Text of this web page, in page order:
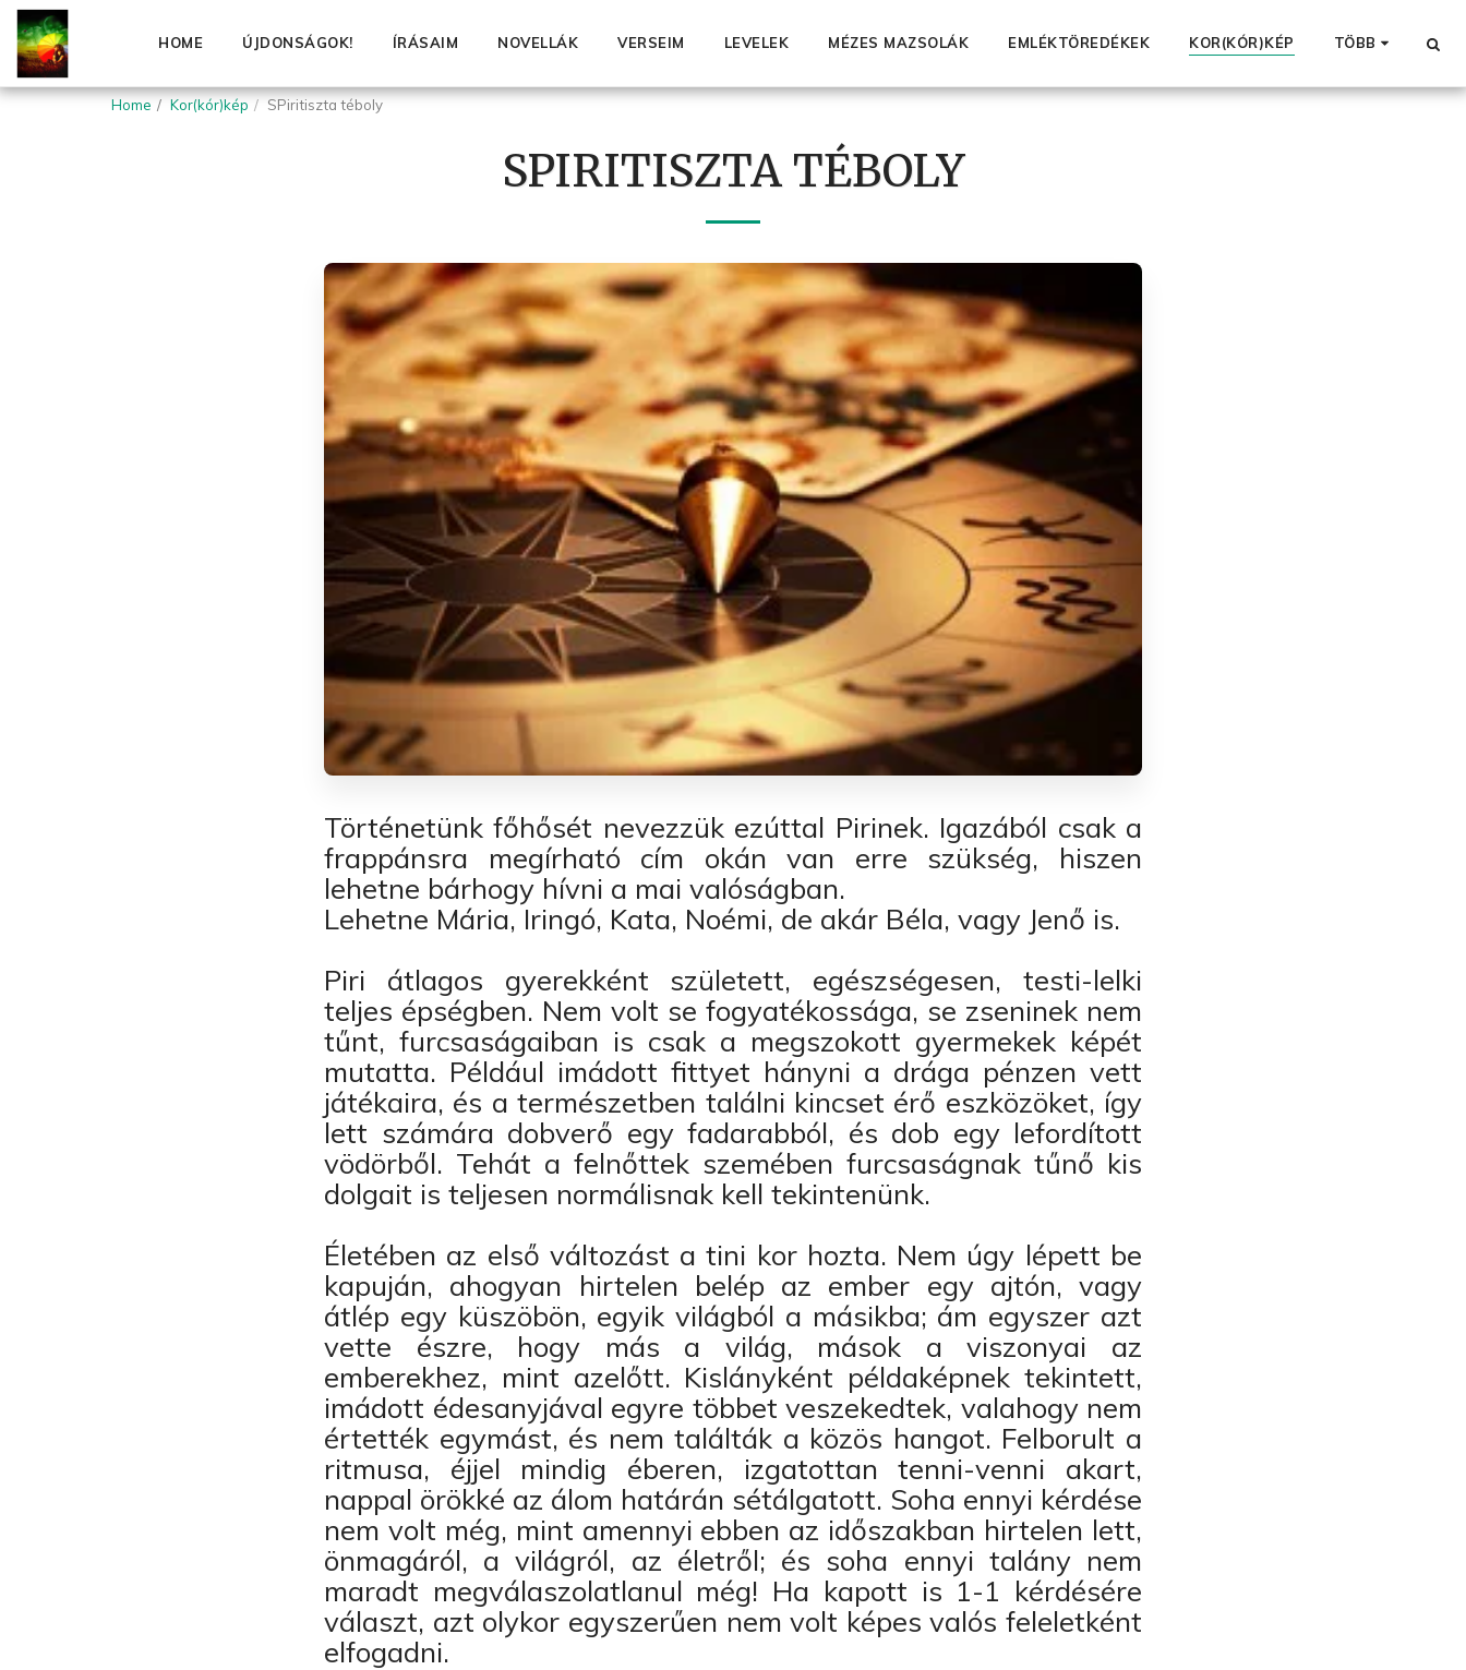
HOME ÚJDONSÁGOK! ÍRÁSAIM NOVELLÁK VERSEIM LEVELEK MÉZES MAZSOLÁK EMLÉKTÖREDÉKEK KOR(KÓR)KÉP TÖBB
Home Kor(kór)kép SPiritiszta téboly
SPIRITISZTA TÉBOLY
Történetünk főhősét nevezzük ezúttal Pirinek. Igazából csak a
frappánsra megírható cím okán van erre szükség, hiszen
lehetne bárhogy hívni a mai valóságban.
Lehetne Mária, Iringó, Kata, Noémi, de akár Béla, vagy Jenő is.
Piri átlagos gyerekként született, egészségesen, testi-lelki
teljes épségben. Nem volt se fogyatékossága, se zseninek nem
tűnt, furcsaságaiban is csak a megszokott gyermekek képét
mutatta. Például imádott fittyet hányni a drága pénzen vett
játékaira, és a természetben találni kincset érő eszközöket, így
lett számára dobverő egy fadarabból, és dob egy lefordított
vödörből. Tehát a felnőttek szemében furcsaságnak tűnő kis
dolgait is teljesen normálisnak kell tekintenünk.
Életében az első változást a tini kor hozta. Nem úgy lépett be
kapuján, ahogyan hirtelen belép az ember egy ajtón, vagy
átlép egy küszöbön, egyik világból a másikba; ám egyszer azt
vette észre, hogy más a világ, mások a viszonyai az
emberekhez, mint azelőtt. Kislányként példaképnek tekintett,
imádott édesanyjával egyre többet veszekedtek, valahogy nem
értették egymást, és nem találták a közös hangot. Felborult a
ritmusa, éjjel mindig éberen, izgatottan tenni-venni akart,
nappal örökké az álom határán sétálgatott. Soha ennyi kérdése
nem volt még, mint amennyi ebben az időszakban hirtelen lett,
önmagáról, a világról, az életről; és soha ennyi talány nem
maradt megválaszolatlanul még! Ha kapott is 1-1 kérdésére
választ, azt olykor egyszerűen nem volt képes valós feleletként
elfogadni.